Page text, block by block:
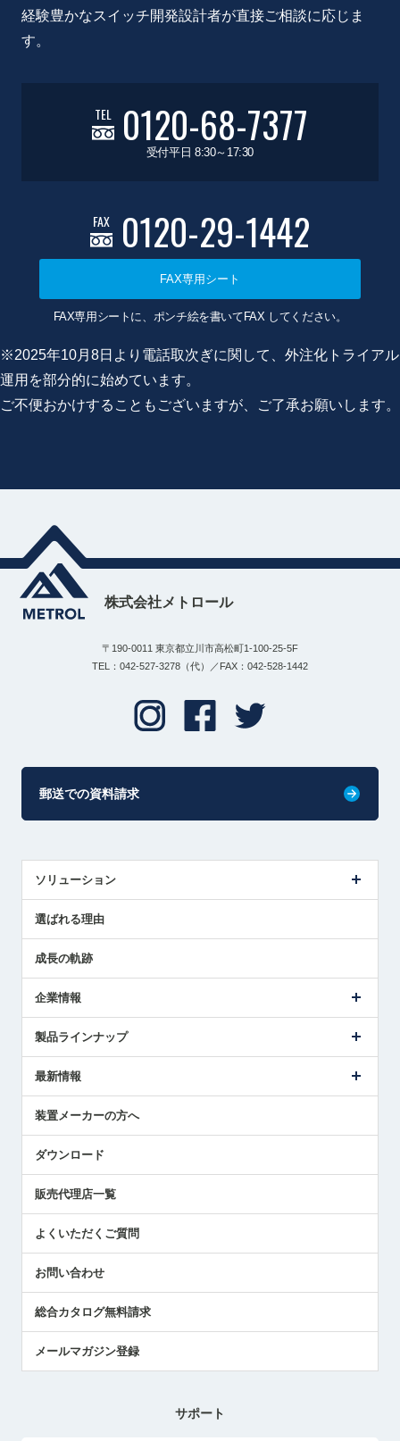
経験豊かなスイッチ開発設計者が直接ご相談に応じま
す。
TEL 0120-68-7377
受付平日 8:30～17:30
FAX 0120-29-1442
FAX専用シート
FAX専用シートに、ポンチ絵を書いてFAX してください。
※2025年10月8日より電話取次ぎに関して、外注化トライアル
運用を部分的に始めています。
ご不便おかけすることもございますが、ご了承お願いします。
株式会社メトロール
〒190-0011 東京都立川市高松町1-100-25-5F
TEL：042-527-3278（代）／FAX：042-528-1442
郵送での資料請求
ソリューション
解決策提案
選ばれる理由
成長の軌跡
企業情報
ごあいさつ
受賞履歴
採用情報
国/地域/言語
製品ラインナップ
ツールセッタ製品
エアマイクロセンサ製品
最新情報
メトロールの技術
社員ブログ
中小企業のBCP地震対策
センサのテクニカルガイド
社長ブログ
装置メーカーの方へ
ダウンロード
販売代理店一覧
よくいただくご質問
お問い合わせ
総合カタログ無料請求
メールマガジン登録
サポート